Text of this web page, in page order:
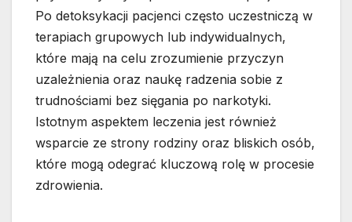
Po detoksykacji pacjenci często uczestniczą w
terapiach grupowych lub indywidualnych,
które mają na celu zrozumienie przyczyn
uzależnienia oraz naukę radzenia sobie z
trudnościami bez sięgania po narkotyki.
Istotnym aspektem leczenia jest również
wsparcie ze strony rodziny oraz bliskich osób,
które mogą odegrać kluczową rolę w procesie
zdrowienia.